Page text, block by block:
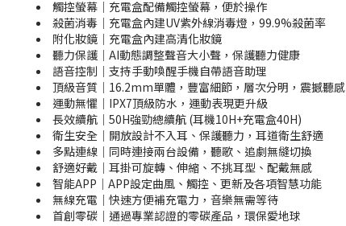
觸控螢幕｜充電盒配備觸控螢幕，便於操作
殺菌消毒｜充電盒內建UV紫外線消毒燈，99.9%殺菌率
附化妝鏡｜充電盒內建高清化妝鏡
聽力保護｜AI動態調整聲音大小聲，保護聽力健康
語音控制｜支持手動喚醒手機自帶語音助理
頂級音質｜16.2mm單體，豐富細節，層次分明，震撼聽感
運動無懼｜IPX7頂級防水，運動表現更升級
長效續航｜50H強勁總續航 (耳機10H+充電盒40H)
衛生安全｜開放設計不入耳、保護聽力，耳道衛生舒適
多點連線｜同時連接兩台設備，聽歌、追劇無縫切換
舒適好戴｜耳掛可旋轉、伸縮、不挑耳型、配戴無感
智能APP｜APP設定曲風、觸控、更新及各項智慧功能
無線充電｜快速方便補充電力，音樂無需等待
首創零碳｜通過專業認證的零碳產品，環保愛地球